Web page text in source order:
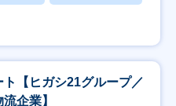
ト【ヒガシ21グループ／
企業】